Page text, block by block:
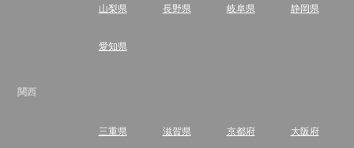
山梨県 長野県 岐阜県 静岡県
愛知県
関西
三重県 滋賀県 京都府 大阪府